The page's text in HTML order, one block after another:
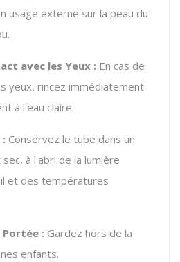
usage externe sur la peau du
avec les Yeux : En cas de
yeux, rincez immédiatement
à l'eau claire.
Conservez le tube dans un
à l'abri de la lumière
et des températures
Portée : Gardez hors de la
enfants.